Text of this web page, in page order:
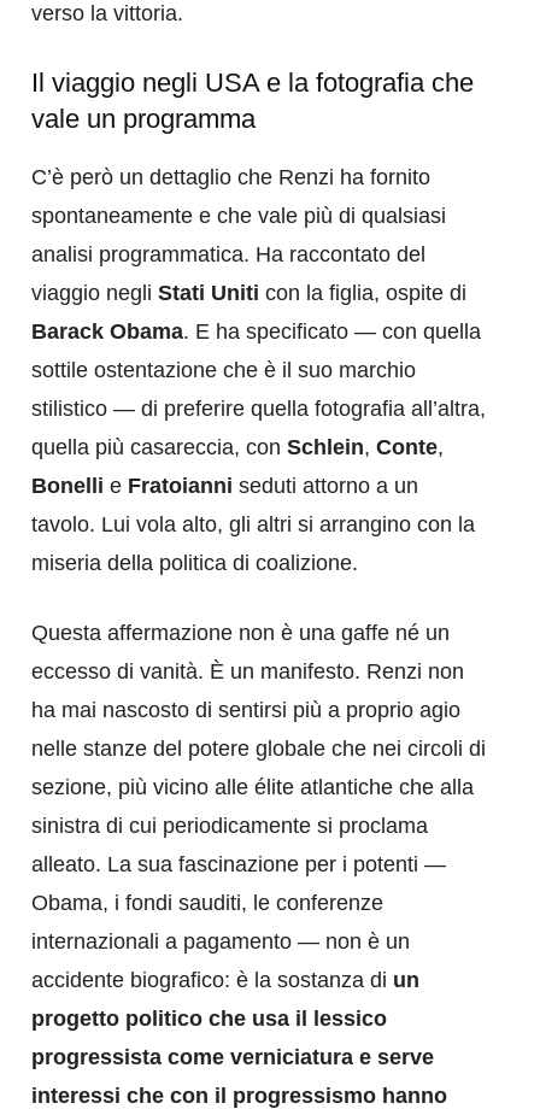
verso la vittoria.
Il viaggio negli USA e la fotografia che
vale un programma
C’è però un dettaglio che Renzi ha fornito
spontaneamente e che vale più di qualsiasi
analisi programmatica. Ha raccontato del
viaggio negli Stati Uniti con la figlia, ospite di
Barack Obama. E ha specificato — con quella
sottile ostentazione che è il suo marchio
stilistico — di preferire quella fotografia all’altra,
quella più casareccia, con Schlein, Conte,
Bonelli e Fratoianni seduti attorno a un
tavolo. Lui vola alto, gli altri si arrangino con la
miseria della politica di coalizione.
Questa affermazione non è una gaffe né un
eccesso di vanità. È un manifesto. Renzi non
ha mai nascosto di sentirsi più a proprio agio
nelle stanze del potere globale che nei circoli di
sezione, più vicino alle élite atlantiche che alla
sinistra di cui periodicamente si proclama
alleato. La sua fascinazione per i potenti —
Obama, i fondi sauditi, le conferenze
internazionali a pagamento — non è un
accidente biografico: è la sostanza di un
progetto politico che usa il lessico
progressista come verniciatura e serve
interessi che con il progressismo hanno